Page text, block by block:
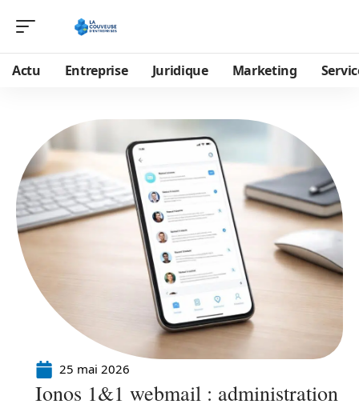
Actu Entreprise Juridique Marketing
25 mai 2026
Ionos 1&1 webmail : administration